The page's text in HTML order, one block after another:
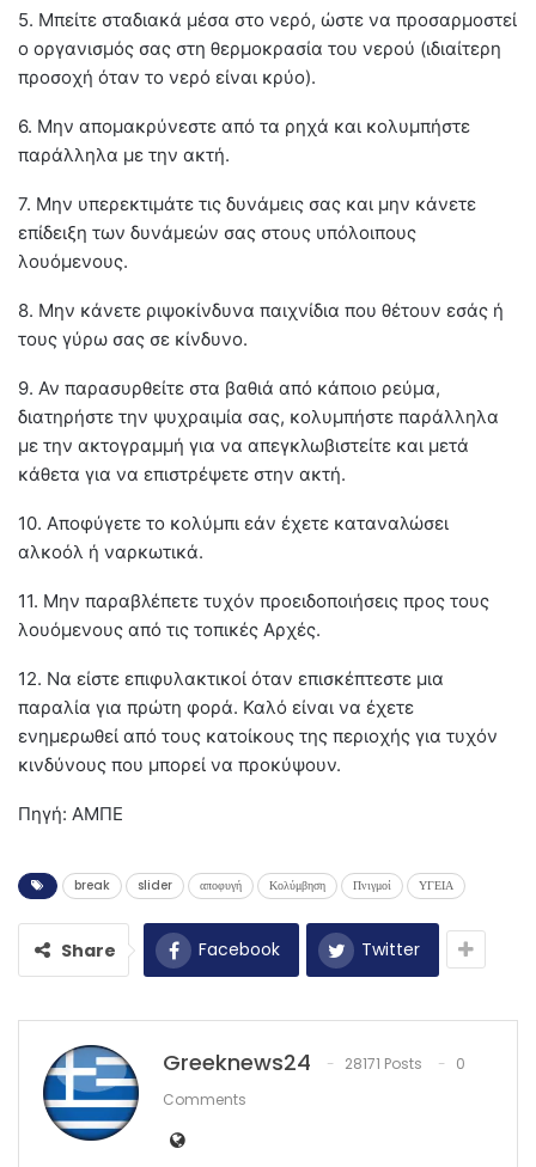
5. Μπείτε σταδιακά μέσα στο νερό, ώστε να προσαρμοστεί
ο οργανισμός σας στη θερμοκρασία του νερού (ιδιαίτερη
προσοχή όταν το νερό είναι κρύο).
6. Μην απομακρύνεστε από τα ρηχά και κολυμπήστε
παράλληλα με την ακτή.
7. Μην υπερεκτιμάτε τις δυνάμεις σας και μην κάνετε
επίδειξη των δυνάμεών σας στους υπόλοιπους
λουόμενους.
8. Μην κάνετε ριψοκίνδυνα παιχνίδια που θέτουν εσάς ή
τους γύρω σας σε κίνδυνο.
9. Αν παρασυρθείτε στα βαθιά από κάποιο ρεύμα,
διατηρήστε την ψυχραιμία σας, κολυμπήστε παράλληλα
με την ακτογραμμή για να απεγκλωβιστείτε και μετά
κάθετα για να επιστρέψετε στην ακτή.
10. Αποφύγετε το κολύμπι εάν έχετε καταναλώσει
αλκοόλ ή ναρκωτικά.
11. Μην παραβλέπετε τυχόν προειδοποιήσεις προς τους
λουόμενους από τις τοπικές Αρχές.
12. Να είστε επιφυλακτικοί όταν επισκέπτεστε μια
παραλία για πρώτη φορά. Καλό είναι να έχετε
ενημερωθεί από τους κατοίκους της περιοχής για τυχόν
κινδύνους που μπορεί να προκύψουν.
Πηγή: ΑΜΠΕ
break slider αποφυγή Κολύμβηση Πνιγμοί ΥΓΕΙΑ
Share Facebook Twitter
Greeknews24 28171 Posts
0
Comments